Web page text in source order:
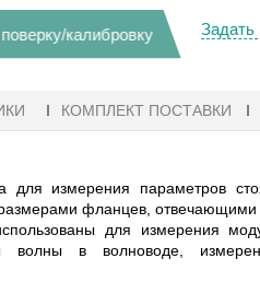
калибровку Задать
КОМПЛЕКТ ПОСТАВКИ
для измерения параметров
фланцев,
для измерения
волны в волноводе,